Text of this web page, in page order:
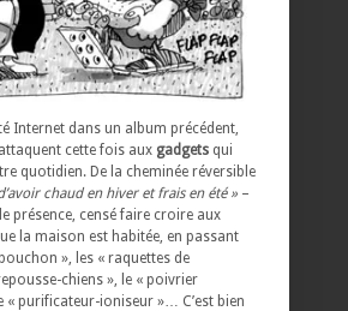
Internet dans un album précédent,
cette fois aux gadgets qui
quotidien. De la cheminée réversible
chaud en hiver et frais en été » –
présence, censé faire croire aux
la maison est habitée, en passant
», les « raquettes de
chiens », le « poivrier
« purificateur-ioniseur »… C’est bien